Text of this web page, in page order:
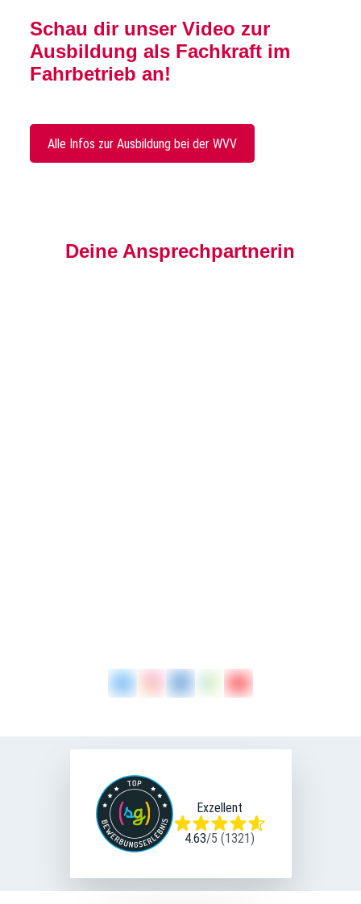
Schau dir unser Video zur
Ausbildung als Fachkraft im
Fahrbetrieb an!
Alle Infos zur Ausbildung bei der WVV
Deine Ansprechpartnerin
Exzellent
4.63/5 (1321)